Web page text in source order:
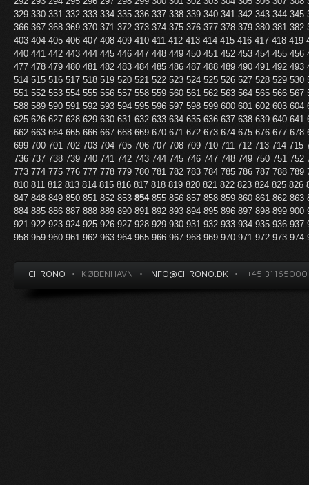
329 330 331 332 333 334 335 336 337 338 339 340 341 342 343 344 345
366 367 368 369 370 371 372 373 374 375 376 377 378 379 380 381 382
403 404 405 406 407 408 409 410 411 412 413 414 415 416 417 418 419
440 441 442 443 444 445 446 447 448 449 450 451 452 453 454 455 456
477 478 479 480 481 482 483 484 485 486 487 488 489 490 491 492 493
514 515 516 517 518 519 520 521 522 523 524 525 526 527 528 529 530
551 552 553 554 555 556 557 558 559 560 561 562 563 564 565 566 567
588 589 590 591 592 593 594 595 596 597 598 599 600 601 602 603 604
625 626 627 628 629 630 631 632 633 634 635 636 637 638 639 640 641
662 663 664 665 666 667 668 669 670 671 672 673 674 675 676 677 678
699 700 701 702 703 704 705 706 707 708 709 710 711 712 713 714 715
736 737 738 739 740 741 742 743 744 745 746 747 748 749 750 751 752
773 774 775 776 777 778 779 780 781 782 783 784 785 786 787 788 789
810 811 812 813 814 815 816 817 818 819 820 821 822 823 824 825 826
847 848 849 850 851 852 853 854 855 856 857 858 859 860 861 862 863
884 885 886 887 888 889 890 891 892 893 894 895 896 897 898 899 900
921 922 923 924 925 926 927 928 929 930 931 932 933 934 935 936 937
958 959 960 961 962 963 964 965 966 967 968 969 970 971 972 973 974
CHRONO • KØBENHAVN • INFO@CHRONO.DK • +45 31165000